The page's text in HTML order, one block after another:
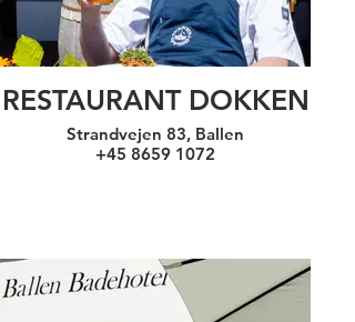
RESTAURANT DOKKEN
Strandvejen 83, Ballen
+45 8659 1072